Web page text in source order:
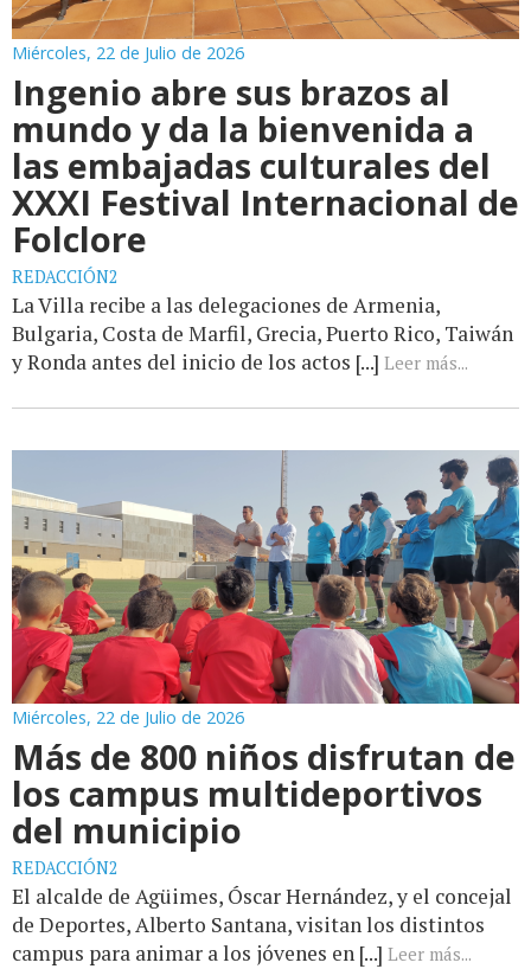
Miércoles, 22 de Julio de 2026
Ingenio abre sus brazos al
mundo y da la bienvenida a
las embajadas culturales del
XXXI Festival Internacional de
Folclore
REDACCIÓN2
La Villa recibe a las delegaciones de Armenia,
Bulgaria, Costa de Marfil, Grecia, Puerto Rico, Taiwán
y Ronda antes del inicio de los actos [...] Leer más...
Miércoles, 22 de Julio de 2026
Más de 800 niños disfrutan de
los campus multideportivos
del municipio
REDACCIÓN2
El alcalde de Agüimes, Óscar Hernández, y el concejal
de Deportes, Alberto Santana, visitan los distintos
campus para animar a los jóvenes en [...] Leer más...